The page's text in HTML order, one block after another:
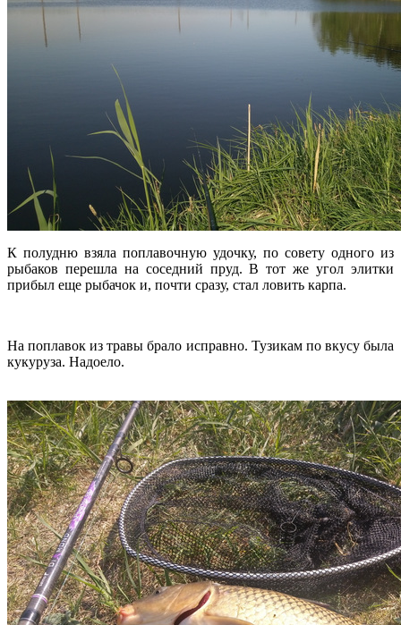
К полудню взяла поплавочную удочку, по совету одного из
рыбаков перешла на соседний пруд. В тот же угол элитки
прибыл еще рыбачок и, почти сразу, стал ловить карпа.
На поплавок из травы брало исправно. Тузикам по вкусу была
кукуруза. Надоело.